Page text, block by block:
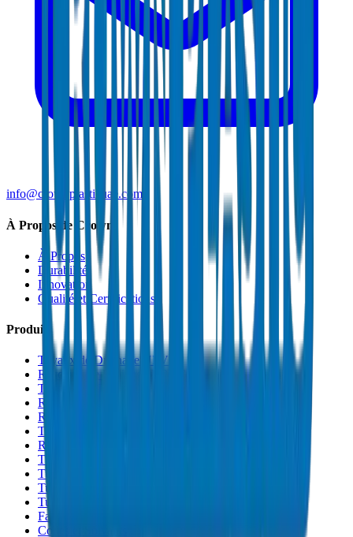
info@crownplasticuae.com
À Propos de Crown
À Propos
Durabilité
Innovation
Qualité et Certifications
Produits
Tuyaux de Drainage UPVC
Raccords de Drainage UPVC
Tuyaux PVC Haute Pression
Raccords PVC Haute Pression
Raccords PVC SCH 40
Tuyaux de Gaine PVC
Raccords de Gaine PVC
Tuyaux Conduit PVC
Tuyaux PP-R
Tuyaux HDPE
Tuyaux PEX
Fabrications et Accessoires
Colles et Solvants